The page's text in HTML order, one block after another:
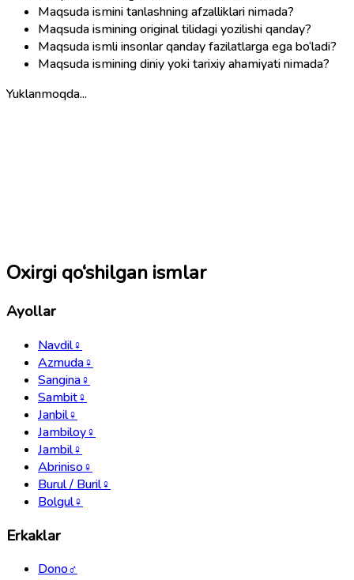
Maqsuda ismini tanlashning afzalliklari nimada?
Maqsuda ismining original tilidagi yozilishi qanday?
Maqsuda ismli insonlar qanday fazilatlarga ega bo‘ladi?
Maqsuda ismining diniy yoki tarixiy ahamiyati nimada?
Yuklanmoqda...
Oxirgi qo‘shilgan ismlar
Ayollar
Navdil♀
Azmuda♀
Sangina♀
Sambit♀
Janbil♀
Jambiloy♀
Jambil♀
Abriniso♀
Burul / Buril♀
Bolgul♀
Erkaklar
Dono♂